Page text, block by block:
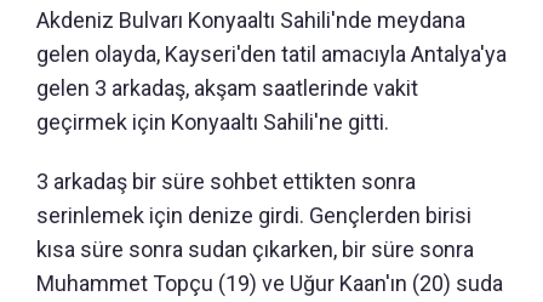
Akdeniz Bulvarı Konyaaltı Sahili'nde meydana
gelen olayda, Kayseri'den tatil amacıyla Antalya'ya
gelen 3 arkadaş, akşam saatlerinde vakit
geçirmek için Konyaaltı Sahili'ne gitti.
3 arkadaş bir süre sohbet ettikten sonra
serinlemek için denize girdi. Gençlerden birisi
kısa süre sonra sudan çıkarken, bir süre sonra
Muhammet Topçu (19) ve Uğur Kaan'ın (20) suda